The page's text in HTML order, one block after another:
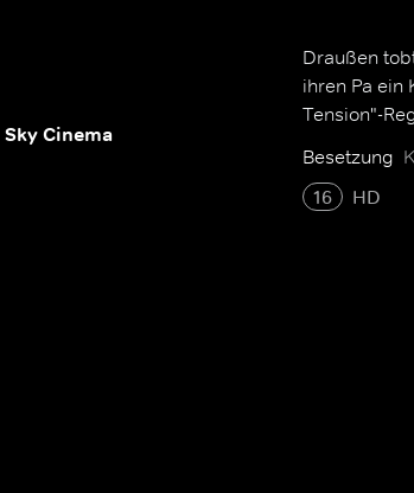
Sky Cinema
Draußen
ihren Pa ein
Tension"-
Besetzung
16
HD